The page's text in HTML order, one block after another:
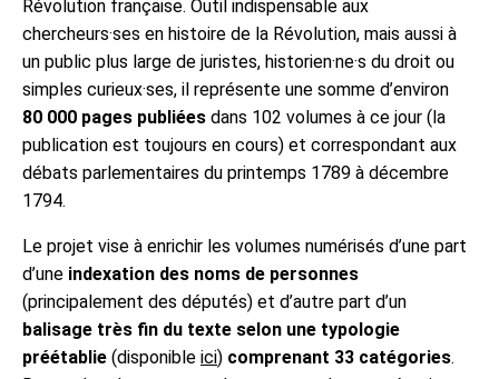
Révolution française. Outil indispensable aux
chercheurs·ses en histoire de la Révolution, mais aussi à
un public plus large de juristes, historien·ne·s du droit ou
simples curieux·ses, il représente une somme d’environ
80 000 pages publiées dans 102 volumes à ce jour (la
publication est toujours en cours) et correspondant aux
débats parlementaires du printemps 1789 à décembre
1794.
Le projet vise à enrichir les volumes numérisés d’une part
d’une indexation des noms de personnes
(principalement des députés) et d’autre part d’un
balisage très fin du texte selon une typologie
préétablie (disponible ici) comprenant 33 catégories.